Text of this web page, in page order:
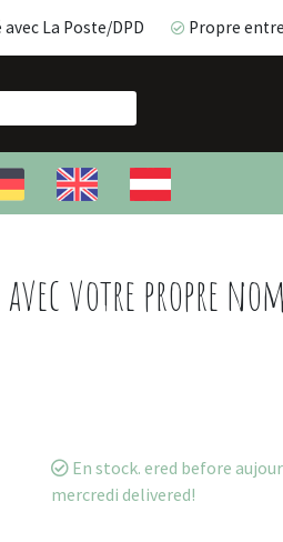
avec La Poste/DPD Propre
avec La Poste/DPD
votre propre nom
En stock. ered before
mercredi delivered!